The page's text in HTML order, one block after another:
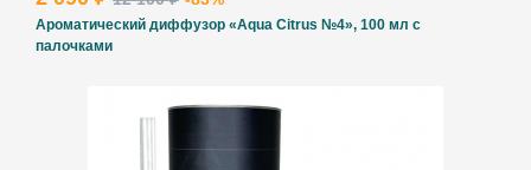
Ароматический диффузор «Aqua Citrus №4», 100 мл с
палочками